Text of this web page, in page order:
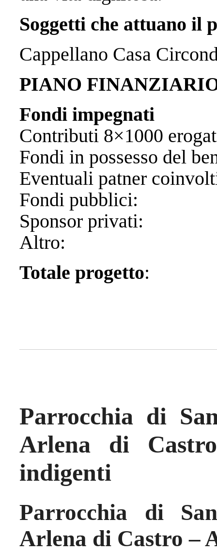
Soggetti che attuano il
Cappellano Casa
PIANO
Fondi impegnati
Contributi
Fondi in possesso
Eventuali
Fondi
Sponsor
Altro:
Totale progetto
Parrocchia di
Arlena di
indigenti
Parrocchia di
Arlena di Castro –